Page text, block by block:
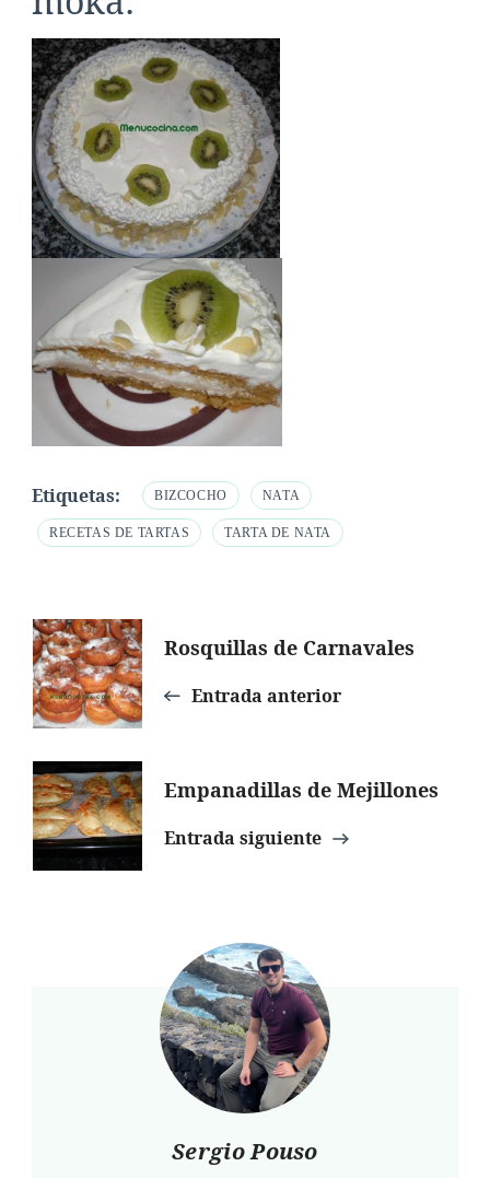
Etiquetas: BIZCOCHO NATA
RECETAS DE TARTAS TARTA DE NATA
Navegación
de
entradas
Rosquillas de Carnavales
Entrada anterior
Empanadillas de Mejillones
Entrada siguiente
Sergio Pouso